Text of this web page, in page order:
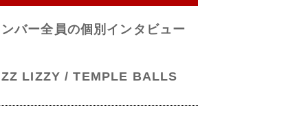
バー全員の個別インタビュー
LIZZY / TEMPLE BALLS